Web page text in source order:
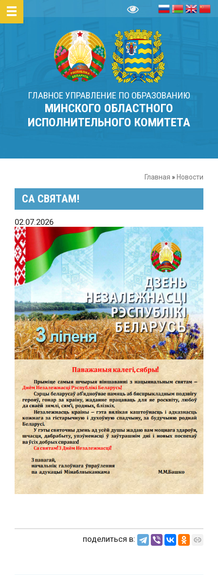
ГЛАВНОЕ УПРАВЛЕНИЕ ПО ОБРАЗОВАНИЮ
МИНСКОГО ОБЛАСТНОГО
ИСПОЛНИТЕЛЬНОГО КОМИТЕТА
Главная » Новости
СА СВЯТАМ!
02.07.2026
поделиться в: